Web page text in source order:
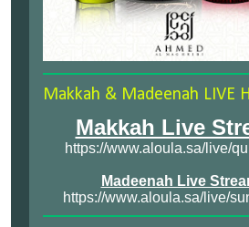
Makkah & Madeenah LIVE
Makkah Live
https://www.aloula.sa/live/
Madeenah Live
https://www.aloula.sa/live/